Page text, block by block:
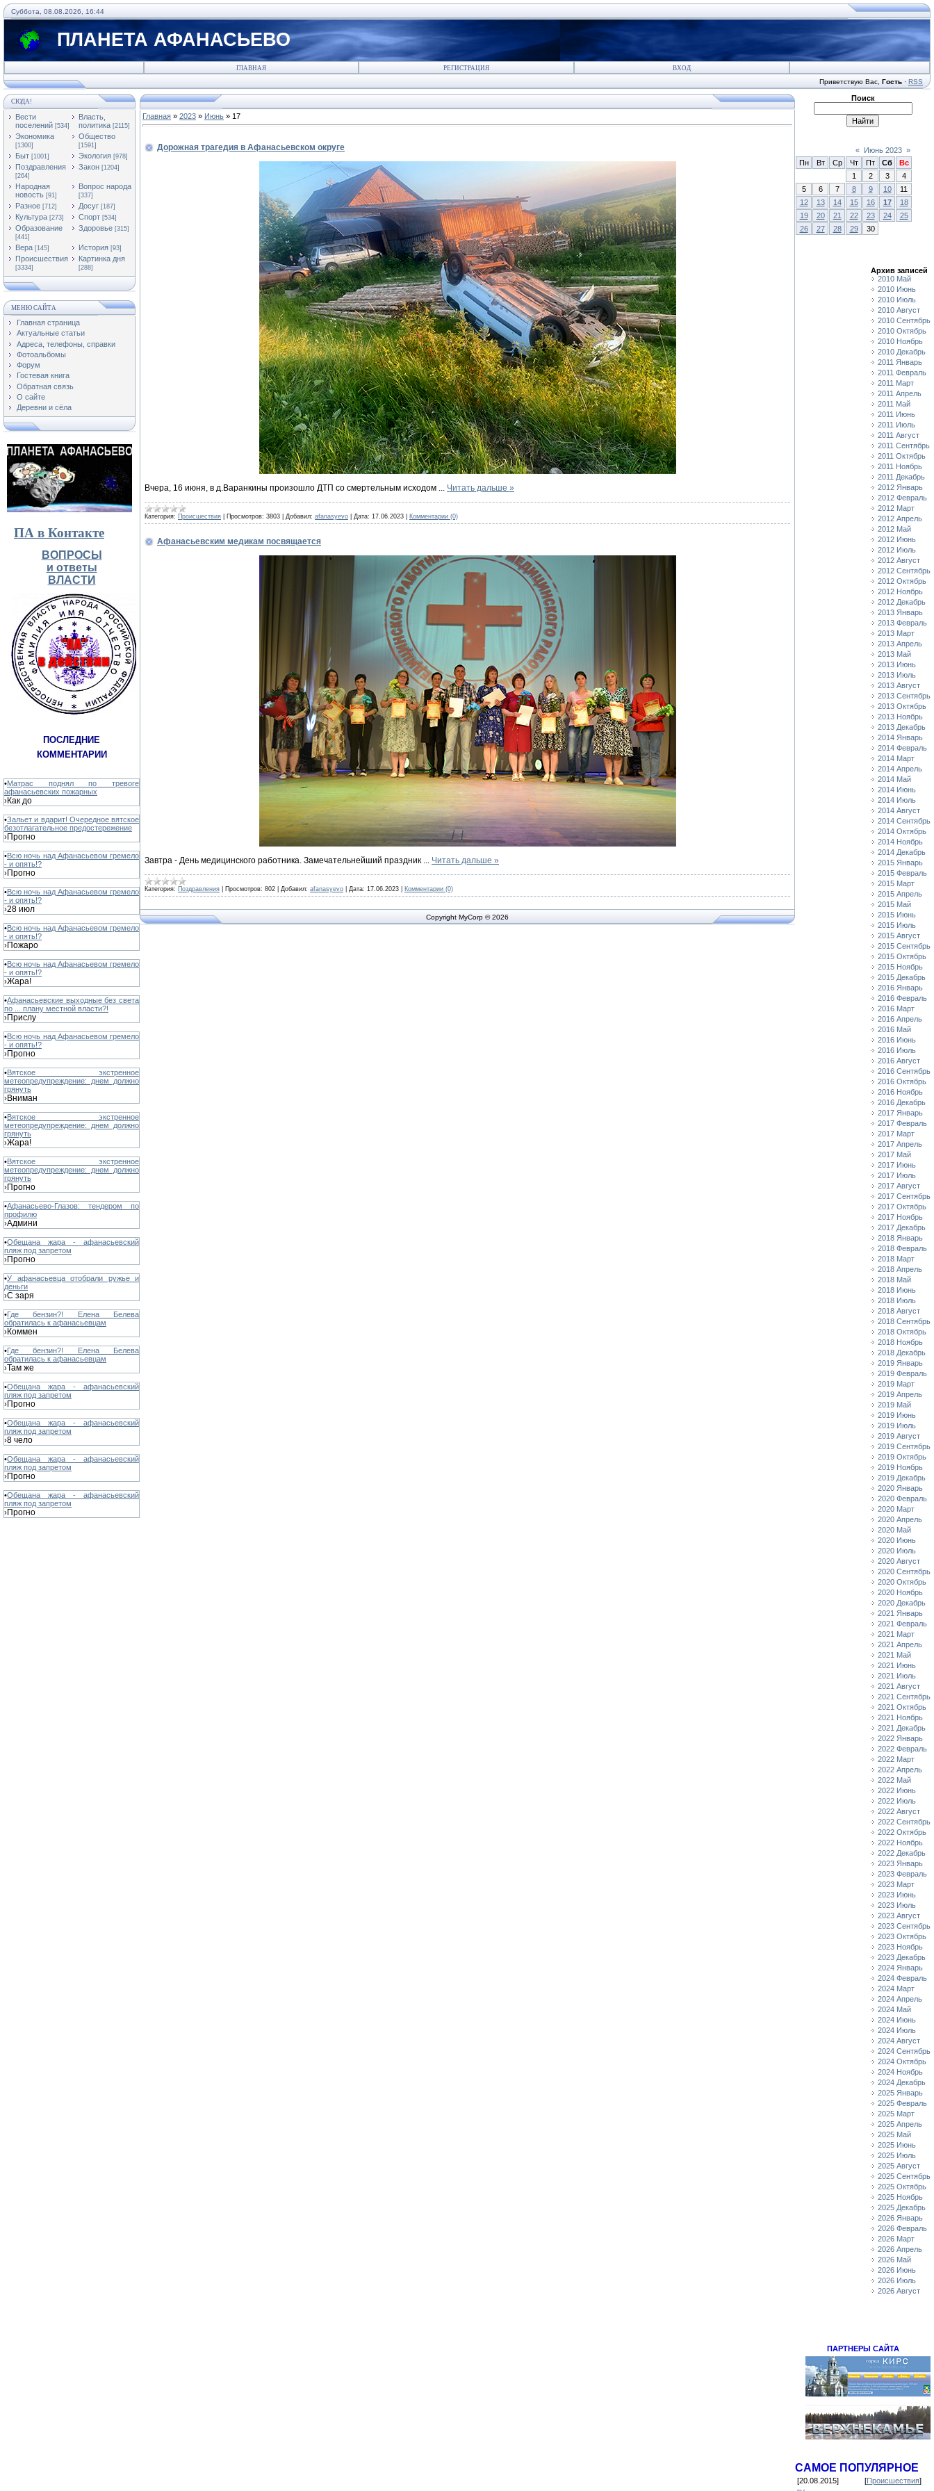
Суббота, 08.08.2026, 16:44
ПЛАНЕТА АФАНАСЬЕВО
ГЛАВНАЯ РЕГИСТРАЦИЯ ВХОД
Приветствую Вас Гость · RSS
СЮДА!
Вести
поселений [534]
Власть,
политика [2115]
Экономика
[1300]
Общество
[1591]
Быт [1001] Экология [978]
Поздравления
[264]
Закон [1204]
Народная
новость [91]
Вопрос народа
[337]
Разное [712] Досуг [187]
Культура [273] Спорт [534]
Образование
[441]
Здоровье [315]
Вера [145] История [93]
Происшествия
[3334]
Картинка дня
[288]
МЕНЮ САЙТА
Главная страница
Актуальные статьи
Адреса, телефоны, справки
Фотоальбомы
Форум
Гостевая книга
Обратная связь
О сайте
Деревни и сёла
ПА в Контакте
ВОПРОСЫ
и ответы
ВЛАСТИ
ПОСЛЕДНИЕ
КОММЕНТАРИИ
•Матрас поднял по тревоге
афанасьевских пожарных
›Как до
•Зальет и вдарит! Очередное вятское
безотлагательное предостережение
›Прогно
•Всю ночь над Афанасьевом гремело
- и опять!?
›Прогно
•Всю ночь над Афанасьевом гремело
- и опять!?
›28 июл
•Всю ночь над Афанасьевом гремело
- и опять!?
›Пожаро
•Всю ночь над Афанасьевом гремело
- и опять!?
›Жара!
•Афанасьевские выходные без света
по ... плану местной власти?!
›Прислу
•Всю ночь над Афанасьевом гремело
- и опять!?
›Прогно
•Вятское экстренное
метеопредупреждение: днем должно
грянуть
›Вниман
•Вятское экстренное
метеопредупреждение: днем должно
грянуть
›Жара!
•Вятское экстренное
метеопредупреждение: днем должно
грянуть
›Прогно
•Афанасьево-Глазов: тендером по
профилю
›Админи
•Обещана жара - афанасьевский
пляж под запретом
›Прогно
•У афанасьевца отобрали ружье и
деньги
›С заря
•Где бензин?! Елена Белева
обратилась к афанасьевцам
›Коммен
•Где бензин?! Елена Белева
обратилась к афанасьевцам
›Там же
•Обещана жара - афанасьевский
пляж под запретом
›Прогно
•Обещана жара - афанасьевский
пляж под запретом
›8 чело
•Обещана жара - афанасьевский
пляж под запретом
›Прогно
•Обещана жара - афанасьевский
пляж под запретом
›Прогно
Главная » 2023 » Июнь » 17
Дорожная трагедия в Афанасьевском округе
Вчера, 16 июня, в д.Варанкины произошло ДТП со смертельным исходом Читать дальше »
Категория: Происшествия Просмотров: 3803 Добавил: afanasyevo Дата: 17.06.2023 Комментарии (0)
Афанасьевским медикам посвящается
Завтра - День медицинского работника. Замечательнейший праздник Читать дальше »
Категория: Поздравления Просмотров: 802 Добавил: afanasyevo Дата: 17.06.2023 Комментарии (0)
Copyright MyCorp © 2026
Поиск
« Июнь 2023 »
Пн
Вт Ср Чт Пт Сб
Вс
1
2 3
4
5
6 7 8 9 10
11
12
13 14 15 16 17
18
19
20 21 22 23 24
25
26
27 28 29 30
Архив записей
2010 Май
2010 Июнь
2010 Июль
2010 Август
2010 Сентябрь
2010 Октябрь
2010 Ноябрь
2010 Декабрь
2011 Январь
2011 Февраль
2011 Март
2011 Апрель
2011 Май
2011 Июнь
2011 Июль
2011 Август
2011 Сентябрь
2011 Октябрь
2011 Ноябрь
2011 Декабрь
2012 Январь
2012 Февраль
2012 Март
2012 Апрель
2012 Май
2012 Июнь
2012 Июль
2012 Август
2012 Сентябрь
2012 Октябрь
2012 Ноябрь
2012 Декабрь
2013 Январь
2013 Февраль
2013 Март
2013 Апрель
2013 Май
2013 Июнь
2013 Июль
2013 Август
2013 Сентябрь
2013 Октябрь
2013 Ноябрь
2013 Декабрь
2014 Январь
2014 Февраль
2014 Март
2014 Апрель
2014 Май
2014 Июнь
2014 Июль
2014 Август
2014 Сентябрь
2014 Октябрь
2014 Ноябрь
2014 Декабрь
2015 Январь
2015 Февраль
2015 Март
2015 Апрель
2015 Май
2015 Июнь
2015 Июль
2015 Август
2015 Сентябрь
2015 Октябрь
2015 Ноябрь
2015 Декабрь
2016 Январь
2016 Февраль
2016 Март
2016 Апрель
2016 Май
2016 Июнь
2016 Июль
2016 Август
2016 Сентябрь
2016 Октябрь
2016 Ноябрь
2016 Декабрь
2017 Январь
2017 Февраль
2017 Март
2017 Апрель
2017 Май
2017 Июнь
2017 Июль
2017 Август
2017 Сентябрь
2017 Октябрь
2017 Ноябрь
2017 Декабрь
2018 Январь
2018 Февраль
2018 Март
2018 Апрель
2018 Май
2018 Июнь
2018 Июль
2018 Август
2018 Сентябрь
2018 Октябрь
2018 Ноябрь
2018 Декабрь
2019 Январь
2019 Февраль
2019 Март
2019 Апрель
2019 Май
2019 Июнь
2019 Июль
2019 Август
2019 Сентябрь
2019 Октябрь
2019 Ноябрь
2019 Декабрь
2020 Январь
2020 Февраль
2020 Март
2020 Апрель
2020 Май
2020 Июнь
2020 Июль
2020 Август
2020 Сентябрь
2020 Октябрь
2020 Ноябрь
2020 Декабрь
2021 Январь
2021 Февраль
2021 Март
2021 Апрель
2021 Май
2021 Июнь
2021 Июль
2021 Август
2021 Сентябрь
2021 Октябрь
2021 Ноябрь
2021 Декабрь
2022 Январь
2022 Февраль
2022 Март
2022 Апрель
2022 Май
2022 Июнь
2022 Июль
2022 Август
2022 Сентябрь
2022 Октябрь
2022 Ноябрь
2022 Декабрь
2023 Январь
2023 Февраль
2023 Март
2023 Июнь
2023 Июль
2023 Август
2023 Сентябрь
2023 Октябрь
2023 Ноябрь
2023 Декабрь
2024 Январь
2024 Февраль
2024 Март
2024 Апрель
2024 Май
2024 Июнь
2024 Июль
2024 Август
2024 Сентябрь
2024 Октябрь
2024 Ноябрь
2024 Декабрь
2025 Январь
2025 Февраль
2025 Март
2025 Апрель
2025 Май
2025 Июнь
2025 Июль
2025 Август
2025 Сентябрь
2025 Октябрь
2025 Ноябрь
2025 Декабрь
2026 Январь
2026 Февраль
2026 Март
2026 Апрель
2026 Май
2026 Июнь
2026 Июль
2026 Август
ПАРТНЕРЫ САЙТА
САМОЕ ПОПУЛЯРНОЕ
[20.08.2015] [Происшествия]